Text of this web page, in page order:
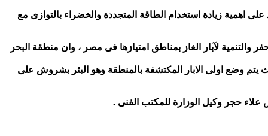
على اهمية زيادة استخدام الطاقة المتجددة والخضراء بالتوازى مع
والتنمية لآبار الغاز بمناطق امتيازها فى مصر ، وان منطقة البحر
وضع اولى الابار المكتشفة بالمنطقة وهو البئر بشروش على
حجر وكيل الوزارة للمكتب الفنى .